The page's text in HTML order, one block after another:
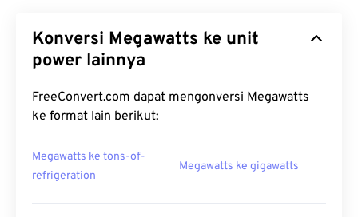
Konversi Megawatts ke unit
power lainnya
FreeConvert.com dapat mengonversi Megawatts
ke format lain berikut:
Megawatts ke tons-of-
refrigeration
Megawatts ke gigawatts